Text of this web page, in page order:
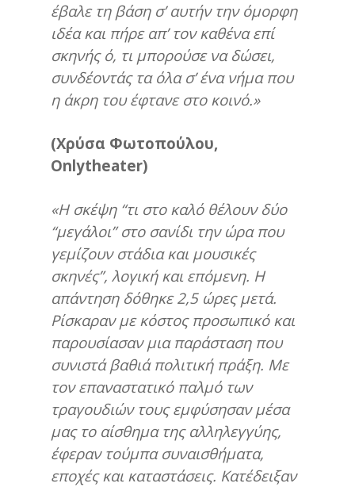
έβαλε τη βάση σ’ αυτήν την όμορφη
ιδέα και πήρε απ’ τον καθένα επί
σκηνής ό, τι μπορούσε να δώσει,
συνδέοντάς τα όλα σ’ ένα νήμα που
η άκρη του έφτανε στο κοινό.»
(Χρύσα Φωτοπούλου,
Onlytheater)
«Η σκέψη “τι στο καλό θέλουν δύο
“μεγάλοι” στο σανίδι την ώρα που
γεμίζουν στάδια και μουσικές
σκηνές”, λογική και επόμενη. Η
απάντηση δόθηκε 2,5 ώρες μετά.
Ρίσκαραν με κόστος προσωπικό και
παρουσίασαν μια παράσταση που
συνιστά βαθιά πολιτική πράξη. Με
τον επαναστατικό παλμό των
τραγουδιών τους εμφύσησαν μέσα
μας το αίσθημα της αλληλεγγύης,
έφεραν τούμπα συναισθήματα,
εποχές και καταστάσεις. Κατέδειξαν